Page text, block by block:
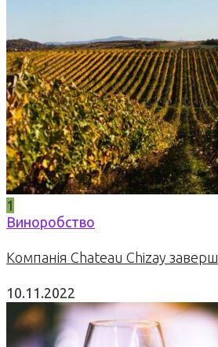
1
Виноробство
Компанія Chateau Chizay
10.11.2022